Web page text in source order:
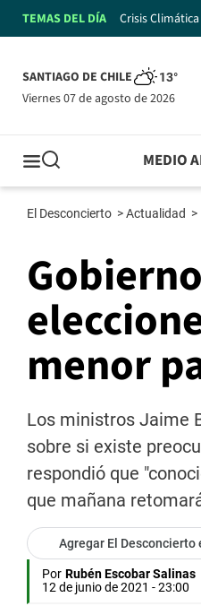
TEMAS DEL DÍA Crisis Climática
SANTIAGO DE CHILE 13°
viernes 07 de agosto de 2026
MEDIO
El Desconcierto >Actualidad >
menor
Los ministros Jaime
sobre si existe
respondió que
que mañana
Agregar El Desconcierto
Por Rubén Escobar Salinas
12 de junio de 2021 - 23:00